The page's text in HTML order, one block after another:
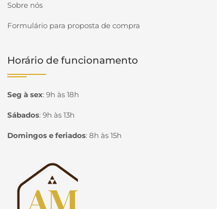
Sobre nós
Formulário para proposta de compra
Horário de funcionamento
Seg à sex: 9h às 18h
Sábados: 9h às 13h
Domingos e feriados: 8h às 15h
Página inicial